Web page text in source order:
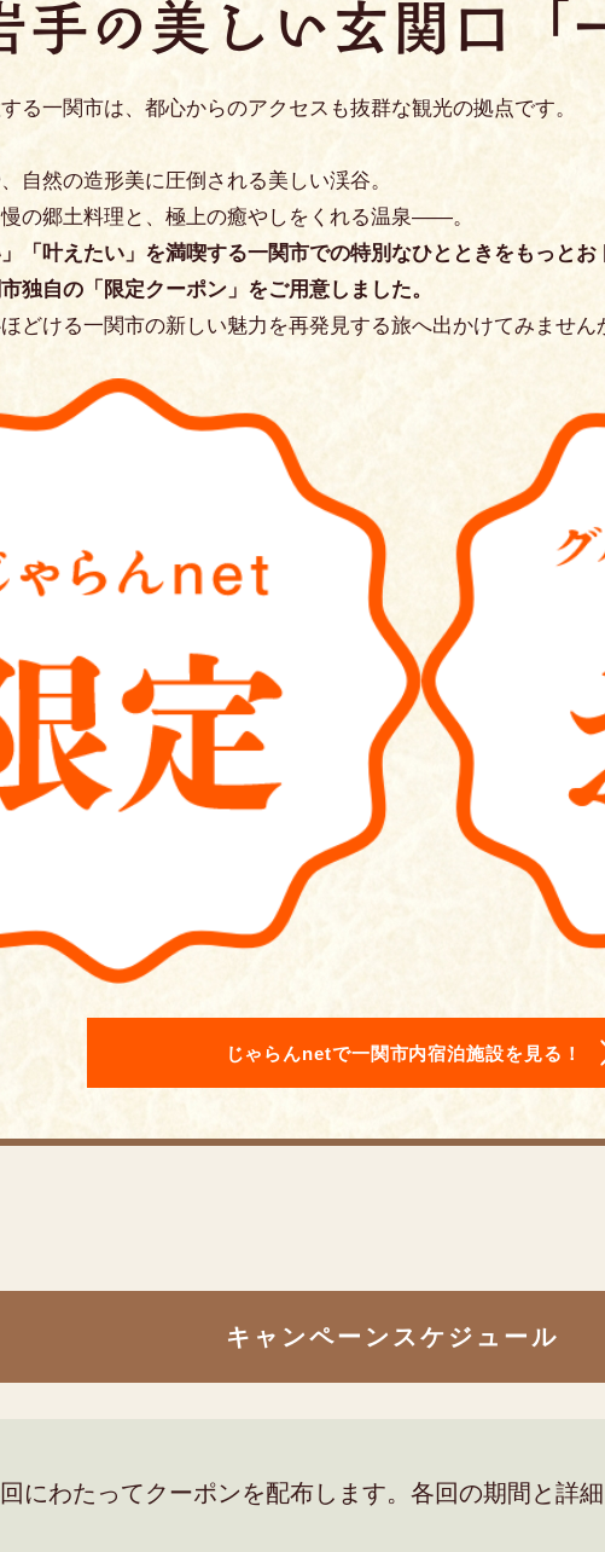
る一関市は、都心からのアクセスも抜群な観光の拠点です。
自然の造形美に圧倒される美しい渓谷。
の郷土料理と、極上の癒やしをくれる温泉――。
「叶えたい」を満喫する一関市での特別なひとときをもっと
独自の「限定クーポン」をご用意しました。
どける一関市の新しい魅力を再発見する旅へ出かけてみません
じゃらんnetで一関市内宿泊施設を見る！
キャンペーンスケジュール
にわたってクーポンを配布します。各回の期間と詳細